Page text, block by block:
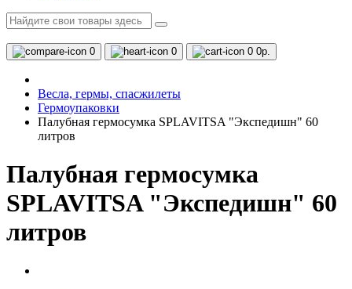
0 0 0 0р.
Весла, гермы, спасжилеты
Гермоупаковки
Палубная гермосумка SPLAVITSA "Экспедишн" 60
литров
Палубная гермосумка
SPLAVITSA "Экспедишн" 60
литров